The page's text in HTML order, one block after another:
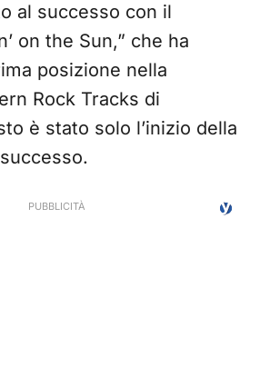
al successo con il
on the Sun,” che ha
posizione nella
Rock Tracks di
è stato solo l’inizio della